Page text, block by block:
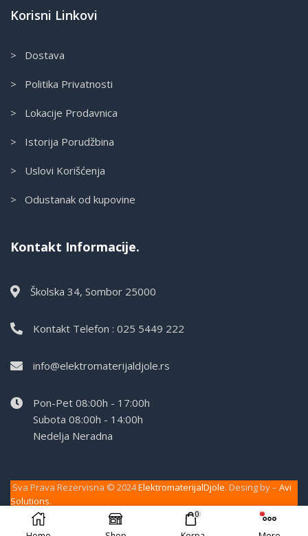
Korisni Linkovi
> Dostava
> Politika Privatnosti
> Lokacije Prodavnica
> Istorija Porudžbina
> Uslovi Korišćenja
> Odustanak od kupovine
Kontakt Informacije.
Školska 34, Sombor 25000
Kontakt Telefon : 025 5449 222
info@elektromaterijaldjole.rs
Pon-Pet 08:00h - 17:00h
Subota 08:00h - 14:00h
Nedelja Neradna
Sva Prava Rezervisna © 2024ElektromaterijalDjole. Desing by – Avi
Solutions.
0